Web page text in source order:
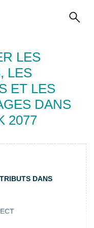
LES
LES
ET LES
DANS
2077
DANS